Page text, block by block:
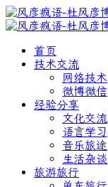
首页
技术交流
网络技术
微博微信
经验分享
文化交流
语言学习
音乐旅途
生活杂谈
旅游旅行